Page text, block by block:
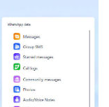
ملخص
قوالب الرسم
دمج ملفات PDF
MobileTrans
نقل بيانات الجوال.
Repairit
استعادة الفيديو
تعلم المزيد